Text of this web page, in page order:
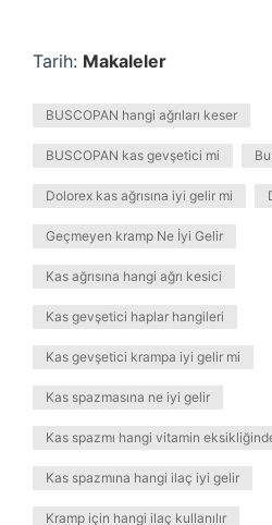
Tarih: Makaleler
BUSCOPAN hangi ağrıları keser
BUSCOPAN kas gevşetici mi
Dolorex kas ağrısına iyi gelir mi
Geçmeyen kramp Ne İyi Gelir
Kas ağrısına hangi ağrı kesici
Kas gevşetici haplar hangileri
Kas gevşetici krampa iyi gelir mi
Kas spazmasına ne iyi gelir
Kas spazmı hangi vitamin
Kas spazmına hangi ilaç iyi gelir
Kramp için hangi ilaç kullanılır